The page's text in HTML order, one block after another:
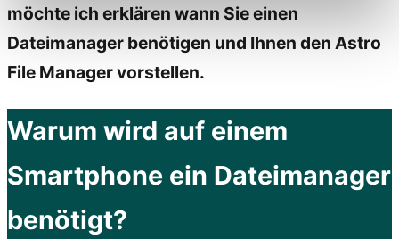
möchte ich erklären wann Sie einen
Dateimanager benötigen und Ihnen den Astro
File Manager vorstellen.
Warum wird auf einem
Smartphone ein Dateimanager
benötigt?